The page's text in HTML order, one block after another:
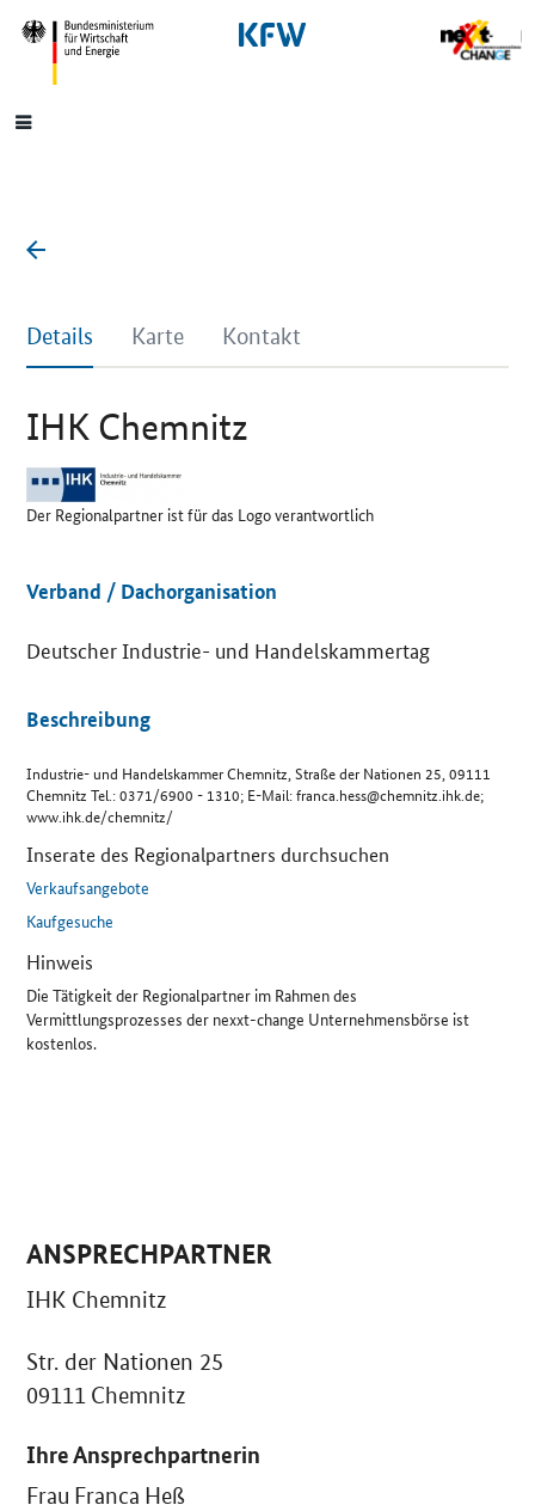
SrOnlyNavigation
Hauptmenü
Details Karte Kontakt
IHK Chemnitz
Der Regionalpartner ist für das Logo verantwortlich
Verband / Dachorganisation
Deutscher Industrie- und Handelskammertag
Beschreibung
Industrie- und Handelskammer Chemnitz, Straße der Nationen 25, 09111
Chemnitz Tel.: 0371/6900 - 1310; E-Mail: franca.hess@chemnitz.ihk.de;
www.ihk.de/chemnitz/
Inserate des Regionalpartners durchsuchen
Verkaufsangebote
Kaufgesuche
Hinweis
Die Tätigkeit der Regionalpartner im Rahmen des
Vermittlungsprozesses der nexxt-change Unternehmensbörse ist
kostenlos.
ANSPRECHPARTNER
IHK Chemnitz
Str. der Nationen 25
09111 Chemnitz
Ihre Ansprechpartnerin
Frau Franca Heß